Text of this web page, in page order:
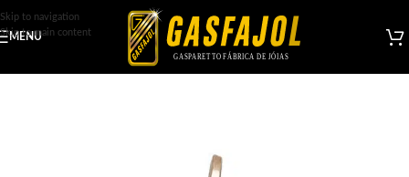
Skip to navigation
Skip to main content
MENU